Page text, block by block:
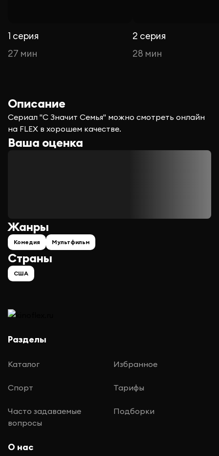
1 серия
27 мин
2 серия
28 мин
Описание
Сериал "С Значит Семья" можно смотреть онлайн
на FLEX в хорошем качестве.
Ваша оценка
Страны
США
Жанры
Комедия Мультфильм
Разделы
Каталог Избранное
Спорт Тарифы
Часто задаваемые
вопросы
Подборки
О нас